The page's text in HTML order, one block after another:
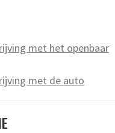
met het openbaar
met de auto